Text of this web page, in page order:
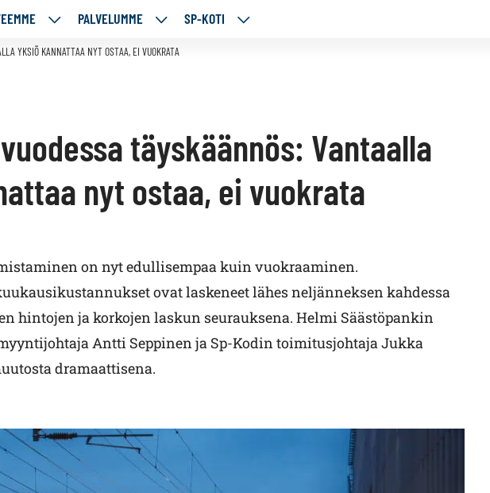
KOHTEEMME
ALASIVUT
PALVELUMME
PALVELUMME
ALASIVUT
SP-KOTI
SP-
YKSIÖ KANNATTAA NYT OSTAA, EI VUOKRATA
täyskäännös: Vantaalla
nyt ostaa, ei vuokrata
on nyt edullisempaa kuin vuokraaminen.
ovat laskeneet lähes neljänneksen kahdessa
hintojen ja korkojen laskun seurauksena. Helmi Säästöpankin
Antti Seppinen ja Sp-Kodin toimitusjohtaja Jukka
dramaattisena.